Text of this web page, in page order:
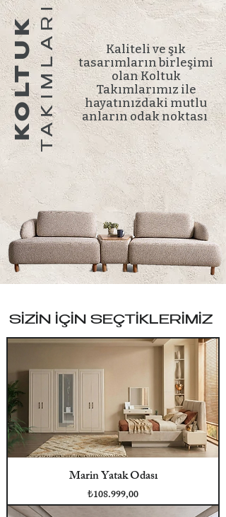
Kaliteli ve şık
tasarımların birleşimi
olan Koltuk
Takımlarımız ile
hayatınızdaki mutlu
anların odak noktası
KOLTUKTAKIMLARI
SİZİN İÇİN SEÇTİKLERİMİZ
Marin Yatak Odası
Fiyat
₺108.999,00